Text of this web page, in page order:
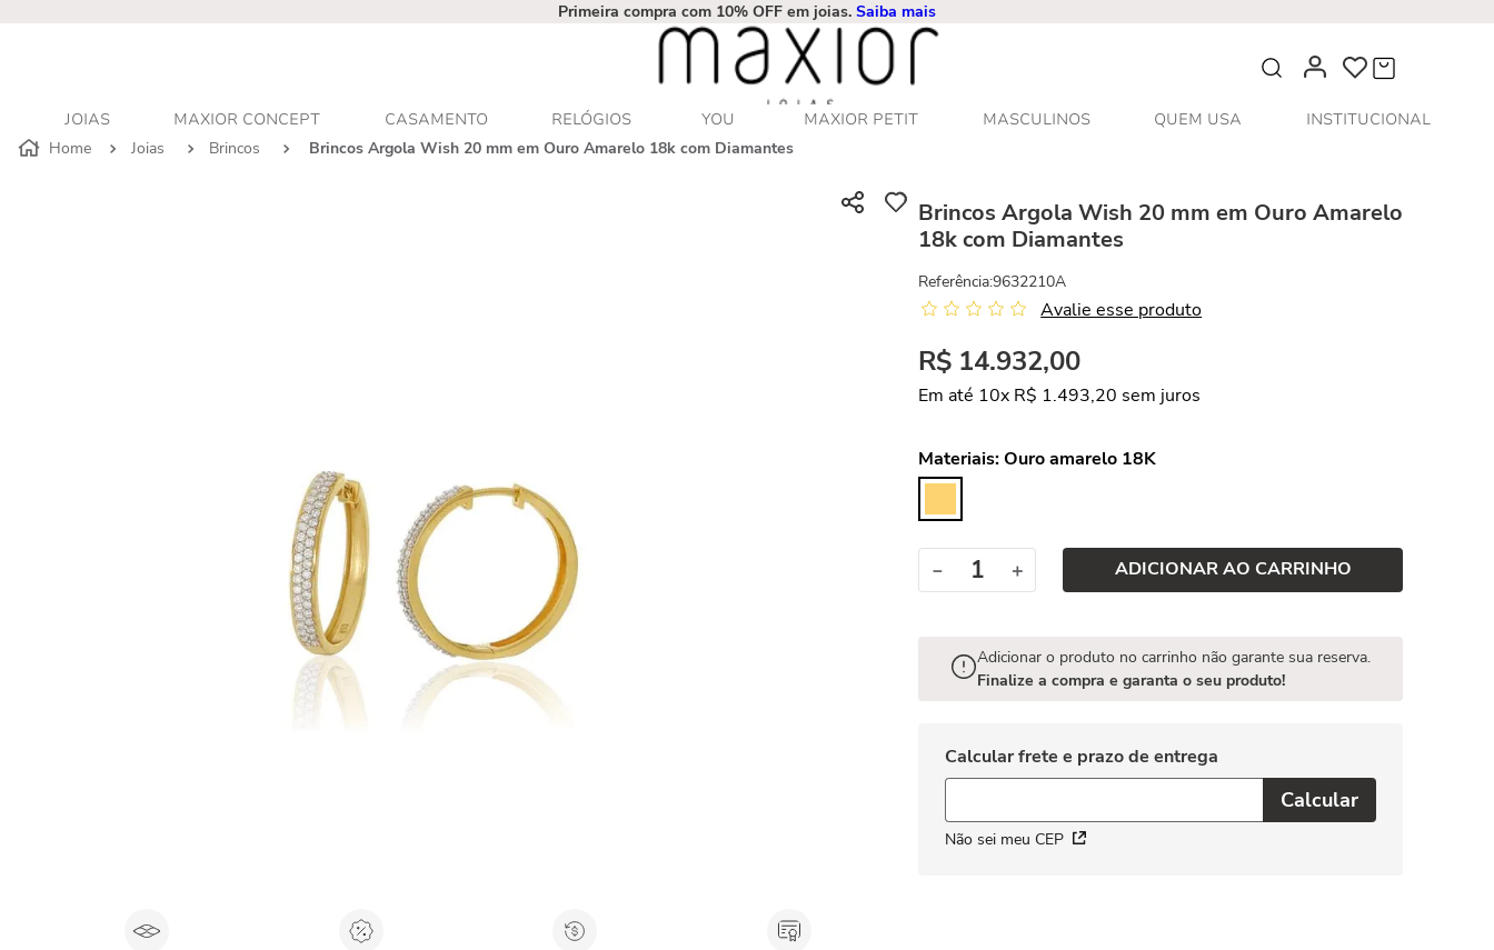
Primeira compra com 10% OFF em joias. Saiba mais
O que você procura?
JOIAS MAXIOR CONCEPT CASAMENTO RELÓGIOS YOU MAXIOR PETIT MASCULINOS QUEM USA
INSTITUCIONAL
Joias
Brincos Brincos Argola Wish 20 mm em Ouro Amarelo 18k com Diamantes
Brincos Argola Wish 20 mm em Ouro Amarelo
18k com Diamantes
Referência:9632210A
Avalie esse produto
R$ 14.932,00
Em até 10x R$ 1.493,20 sem juros
Materiais:Ouro amarelo 18K
＋
－ ADICIONAR AO CARRINHO
Adicionar o produto no carrinho não garante sua reserva.
Finalize a compra e garanta o seu produto!
Não sei meu CEP